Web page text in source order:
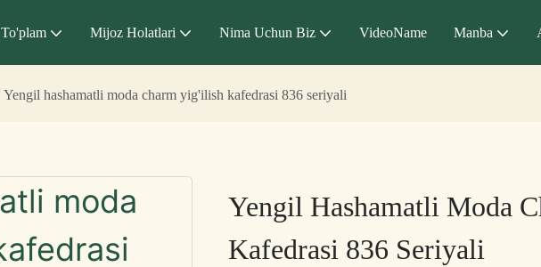
To'plam Mijoz Holatlari Nima Uchun Biz VideoName Manba
Yengil hashamatli moda charm yig'ilish kafedrasi 836 seriyali
Yengil Hashamatli Moda
Kafedrasi 836 Seriyali